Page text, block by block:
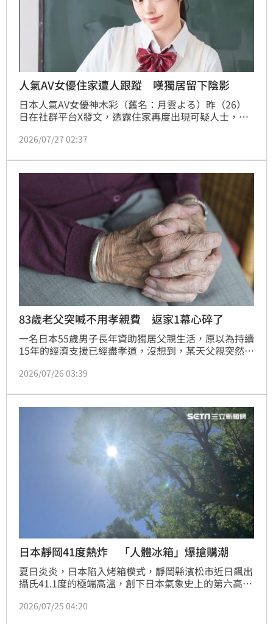
人氣AV女優住家遭人跟蹤 嘆獨居留下陰影
日本人氣AV女優神木彩（舊名：月雲よる）昨（26）
日在社群平台X發文，透露住家再度出現可疑人士，讓
了，直呼這件事已讓自己感到極度恐懼，甚至萌生搬家
2026/07/27 02:37
83歲老父突喊不用孝親費 返家1幕心碎了
一名日本55歲男子長年資助獨居父親生活，原以為持續
15年的經濟支援已經盡孝道，沒想到，某天父親突然表
患重病、已接受安寧緩和醫療，並默默整理身後事，讓
2026/07/26 03:39
日本靜岡41度熱炸 「人體冰箱」爆搶購潮
夏日炎炎，日本陷入烤箱模式，靜岡縣濱松市近日飆出
攝氏41.1度的極端高溫，創下日本氣象史上的第六高溫
39.7度高溫，不僅導致各地救護車聲不斷、長者中暑噩
2026/07/25 04:20